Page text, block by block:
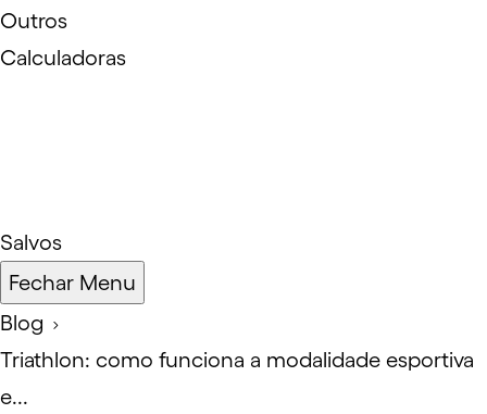
Outros
Calculadoras
Salvos
Fechar Menu
Blog
Triathlon: como funciona a modalidade esportiva
e...